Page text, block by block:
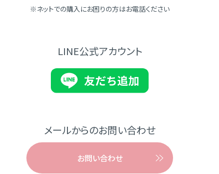
※ネットでの購入にお困りの方はお電話ください
LINE公式アカウント
メールからのお問い合わせ
お問い合わせ